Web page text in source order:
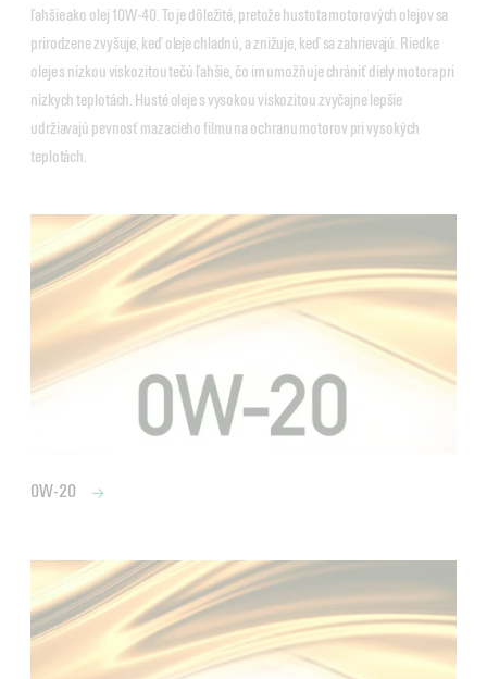
ľahšie ako olej 10W-40. To je dôležité, pretože hustota motorových olejov sa
prirodzene zvyšuje, keď oleje chladnú, a znižuje, keď sa zahrievajú. Riedke
oleje s nízkou viskozitou tečú ľahšie, čo im umožňuje chrániť diely motora pri
nízkych teplotách. Husté oleje s vysokou viskozitou zvyčajne lepšie
udržiavajú pevnosť mazacieho filmu na ochranu motorov pri vysokých
teplotách.
0W-20